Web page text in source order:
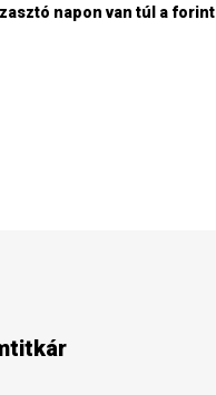
napon van túl a forint